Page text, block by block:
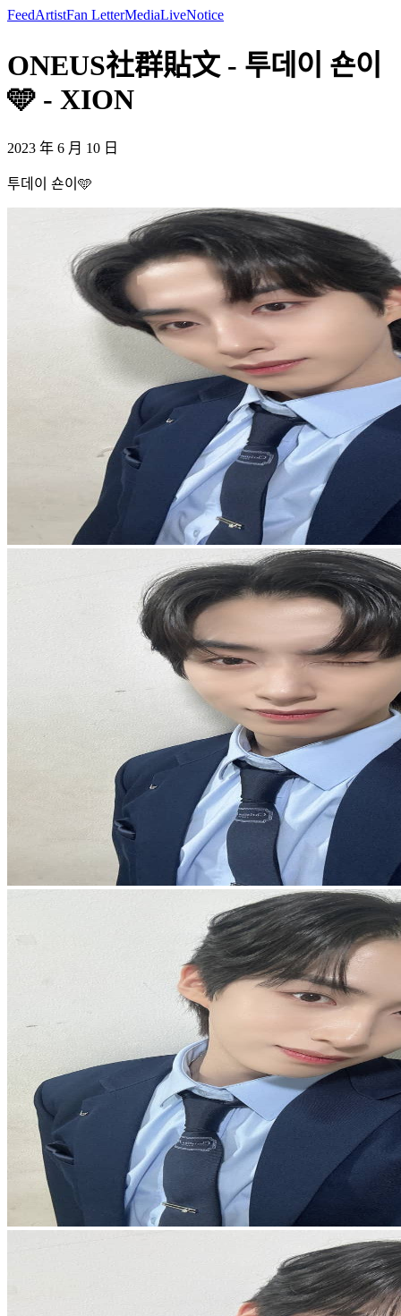
FeedArtistFan LetterMediaLiveNotice
ONEUS社群貼文 - 투데이 숀이
🩵 - XION
2023 年 6 月 10 日
투데이 숀이🩵